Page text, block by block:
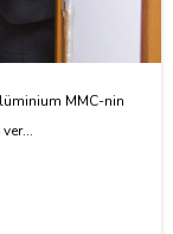
MMC-nin